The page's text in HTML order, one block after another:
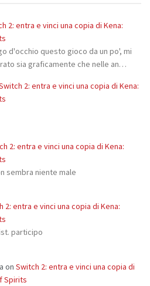
2: entra e vinci una copia di Kena:
d'occhio questo gioco da un po', mi
sia graficamente che nelle an…
2: entra e vinci una copia di Kena:
2: entra e vinci una copia di Kena:
sembra niente male
2: entra e vinci una copia di Kena:
participo
on Switch 2: entra e vinci una copia di
Spirits